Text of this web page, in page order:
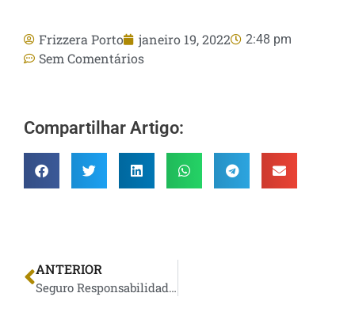
Frizzera Porto janeiro 19, 2022 2:48 pm
Sem Comentários
Compartilhar Artigo:
ANTERIOR
Seguro Responsabilidade Civil